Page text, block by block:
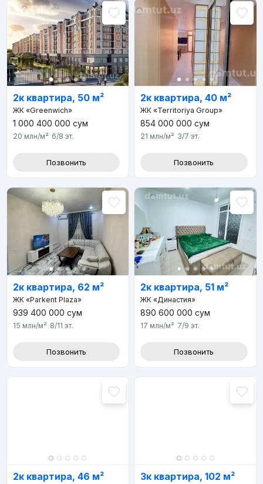
2к квартира, 50 м²
ЖК «Greenwich»
1 000 400 000 сум
20 млн/м² 6/8 эт.
Позвонить
2к квартира, 40 м²
ЖК «Territoriya Group»
854 000 000 сум
21 млн/м² 3/7 эт.
Позвонить
2к квартира, 62 м²
ЖК «Parkent Plaza»
939 400 000 сум
15 млн/м² 8/11 эт.
Позвонить
2к квартира, 51 м²
ЖК «Династия»
890 600 000 сум
17 млн/м² 7/9 эт.
Позвонить
2к квартира, 46 м² 3к квартира, 102 м²